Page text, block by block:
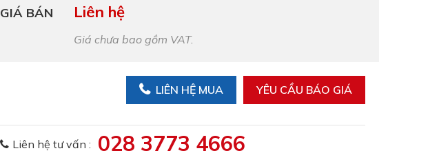
GIÁ BÁN Liên hệ
Giá chưa bao gồm VAT.
LIÊN HỆ MUA YÊU CẦU BÁO GIÁ
Liên hệ tư vấn : 028 3773 4666